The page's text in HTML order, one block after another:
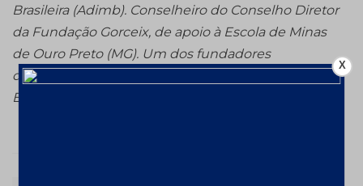
Brasileira (Adimb). Conselheiro do Conselho Diretor
da Fundação Gorceix, de apoio à Escola de Minas
de Ouro Preto (MG). Um dos fundadores
doGrêmio Mínero-Metalúrgico “Louis Ensch” da
EEUFMG.
X